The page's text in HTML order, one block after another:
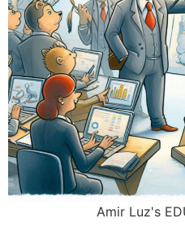
Amir Luz's